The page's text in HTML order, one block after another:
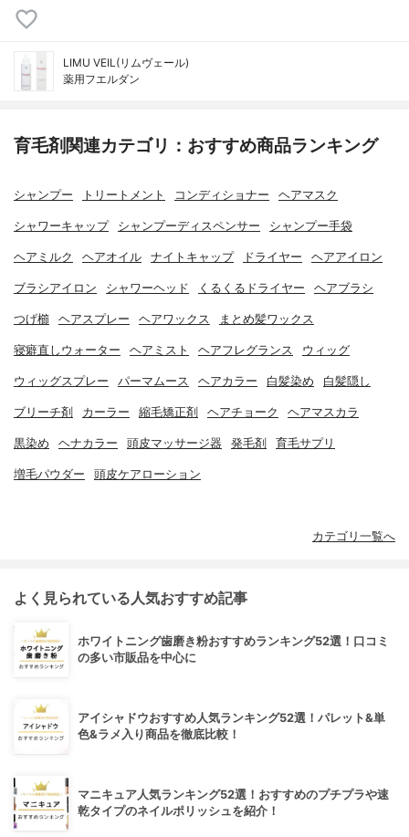
LIMU VEIL(リムヴェール)
薬用フエルダン
育毛剤関連カテゴリ：おすすめ商品ランキング
シャンプー トリートメント コンディショナー ヘアマスク
シャワーキャップ シャンプーディスペンサー シャンプー手袋
ヘアミルク ヘアオイル ナイトキャップ ドライヤー ヘアアイロン
ブラシアイロン シャワーヘッド くるくるドライヤー ヘアブラシ
つげ櫛 ヘアスプレー ヘアワックス まとめ髪ワックス
寝癖直しウォーター ヘアミスト ヘアフレグランス ウィッグ
ウィッグスプレー パーマムース ヘアカラー 白髪染め 白髪隠し
ブリーチ剤 カーラー 縮毛矯正剤 ヘアチョーク ヘアマスカラ
黒染め ヘナカラー 頭皮マッサージ器 発毛剤 育毛サプリ
増毛パウダー 頭皮ケアローション
カテゴリ一覧へ
よく見られている人気おすすめ記事
ホワイトニング歯磨き粉おすすめランキング52選！口コミ
の多い市販品を中心に
アイシャドウおすすめ人気ランキング52選！パレット&単
色&ラメ入り商品を徹底比較！
マニキュア人気ランキング52選！おすすめのプチプラや速
乾タイプのネイルポリッシュを紹介！